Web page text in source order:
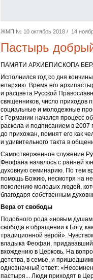
ЖМП № 10 октябрь 2018 / 14
Пастырь
ПАМЯТИ АРХИЕПИСКОПА
Исполнился год со дня
епархию. Время его
и расцвета Русской
священников, число приходов
социальные и молодежные
с Германии начался процесс
раскола и подписанием в 2007
до прихожан, помнят его как
и удивительного такта в
Самоотверженное служение
Феофана началось с ранней
духовную семинарию. По тем
помощь Божию, несмотря на
поколению молодых людей,
благодаря собственным
Вера от свободы
Подобного рода «новым
свобода в обращении к Богу,
традиционной верой».
владыка Феофан, придававший
вхождению в Церковь. На
детства, в семье, и
однозначный ответ:
пастыря... Люди приходят в